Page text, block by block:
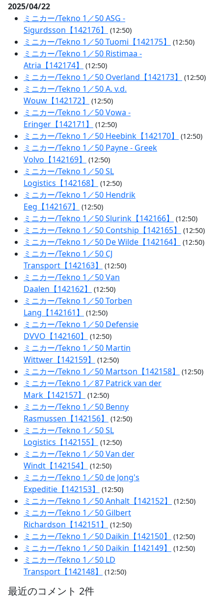
2025/04/22
ミニカー/Tekno 1／50 ASG -
Sigurdsson【142176】
(12:50)
ミニカー/Tekno 1／50 Tuomi【142175】 (12:50)
ミニカー/Tekno 1／50 Ristimaa -
Atria【142174】
(12:50)
ミニカー/Tekno 1／50 Overland【142173】 (12:50)
ミニカー/Tekno 1／50 A. v.d.
Wouw【142172】
(12:50)
ミニカー/Tekno 1／50 Vowa -
Eringer【142171】
(12:50)
ミニカー/Tekno 1／50 Heebink【142170】 (12:50)
ミニカー/Tekno 1／50 Payne - Greek
Volvo【142169】
(12:50)
ミニカー/Tekno 1／50 SL
Logistics【142168】
(12:50)
ミニカー/Tekno 1／50 Hendrik
Eeg【142167】
(12:50)
ミニカー/Tekno 1／50 Slurink【142166】 (12:50)
ミニカー/Tekno 1／50 Contship【142165】 (12:50)
ミニカー/Tekno 1／50 De Wilde【142164】 (12:50)
ミニカー/Tekno 1／50 CJ
Transport【142163】
(12:50)
ミニカー/Tekno 1／50 Van
Daalen【142162】
(12:50)
ミニカー/Tekno 1／50 Torben
Lang【142161】
(12:50)
ミニカー/Tekno 1／50 Defensie
DVVO【142160】
(12:50)
ミニカー/Tekno 1／50 Martin
Wittwer【142159】
(12:50)
ミニカー/Tekno 1／50 Martson【142158】 (12:50)
ミニカー/Tekno 1／87 Patrick van der
Mark【142157】
(12:50)
ミニカー/Tekno 1／50 Benny
Rasmussen【142156】
(12:50)
ミニカー/Tekno 1／50 SL
Logistics【142155】
(12:50)
ミニカー/Tekno 1／50 Van der
Windt【142154】
(12:50)
ミニカー/Tekno 1／50 de Jong's
Expeditie【142153】
(12:50)
ミニカー/Tekno 1／50 Anhalt【142152】 (12:50)
ミニカー/Tekno 1／50 Gilbert
Richardson【142151】
(12:50)
ミニカー/Tekno 1／50 Daikin【142150】 (12:50)
ミニカー/Tekno 1／50 Daikin【142149】 (12:50)
ミニカー/Tekno 1／50 LD
Transport【142148】
(12:50)
最近のコメント 2件